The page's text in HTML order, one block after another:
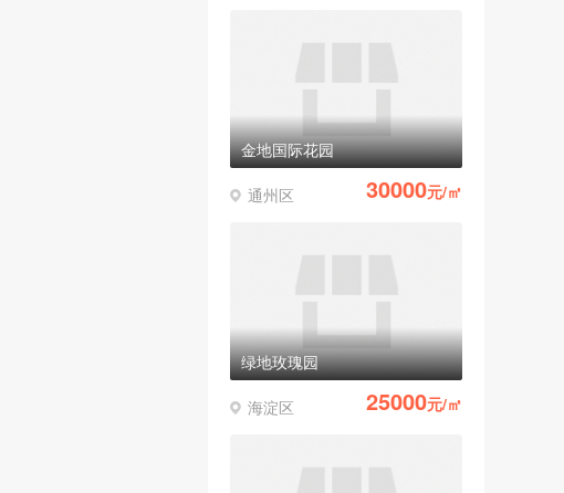
金地国际花园
通州区 30000元/㎡
绿地玫瑰园
海淀区 25000元/㎡